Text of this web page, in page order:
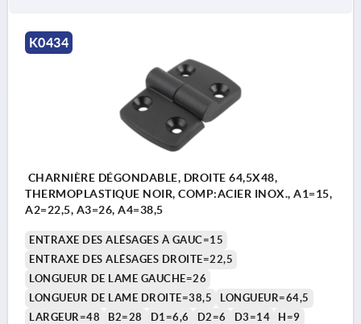
K0434
CHARNIÈRE DÉGONDABLE, DROITE 64,5X48,
THERMOPLASTIQUE NOIR, COMP:ACIER INOX., A1=15,
A2=22,5, A3=26, A4=38,5
ENTRAXE DES ALÉSAGES À GAUC=15
ENTRAXE DES ALÉSAGES DROITE=22,5
LONGUEUR DE LAME GAUCHE=26
LONGUEUR DE LAME DROITE=38,5
LONGUEUR=64,5
LARGEUR=48
B2=28 D1=6,6 D2=6 D3=14
H=9